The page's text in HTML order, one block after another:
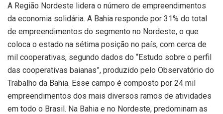
A Região Nordeste lidera o número de empreendimentos
da economia solidária. A Bahia responde por 31% do total
de empreendimentos do segmento no Nordeste, o que
coloca o estado na sétima posição no país, com cerca de
mil cooperativas, segundo dados do “Estudo sobre o perfil
das cooperativas baianas”, produzido pelo Observatório do
Trabalho da Bahia. Esse campo é composto por 24 mil
empreendimentos dos mais diversos ramos de atividades
em todo o Brasil. Na Bahia e no Nordeste, predominam as